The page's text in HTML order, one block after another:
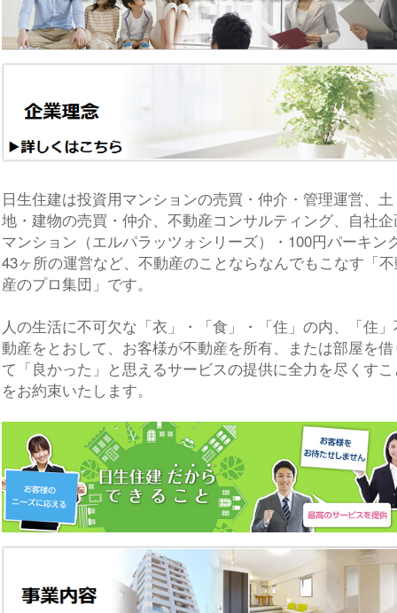
日生住建は投資用マンションの売買・仲介・管理運営、土
地・建物の売買・仲介、不動産コンサルティング、自社
マンション（エルパラッツォシリーズ）・100円パーキン
43ヶ所の運営など、不動産のことならなんでもこなす「
産のプロ集団」です。
人の生活に不可欠な「衣」・「食」・「住」の内、「住
動産をとおして、お客様が不動産を所有、または部屋を
て「良かった」と思えるサービスの提供に全力を尽くす
をお約束いたします。